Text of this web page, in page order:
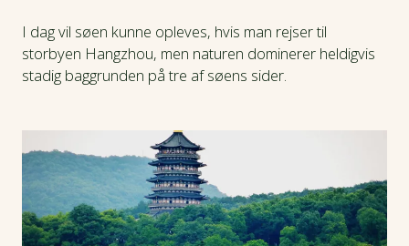
I dag vil søen kunne opleves, hvis man rejser til
storbyen Hangzhou, men naturen dominerer heldigvis
stadig baggrunden på tre af søens sider.